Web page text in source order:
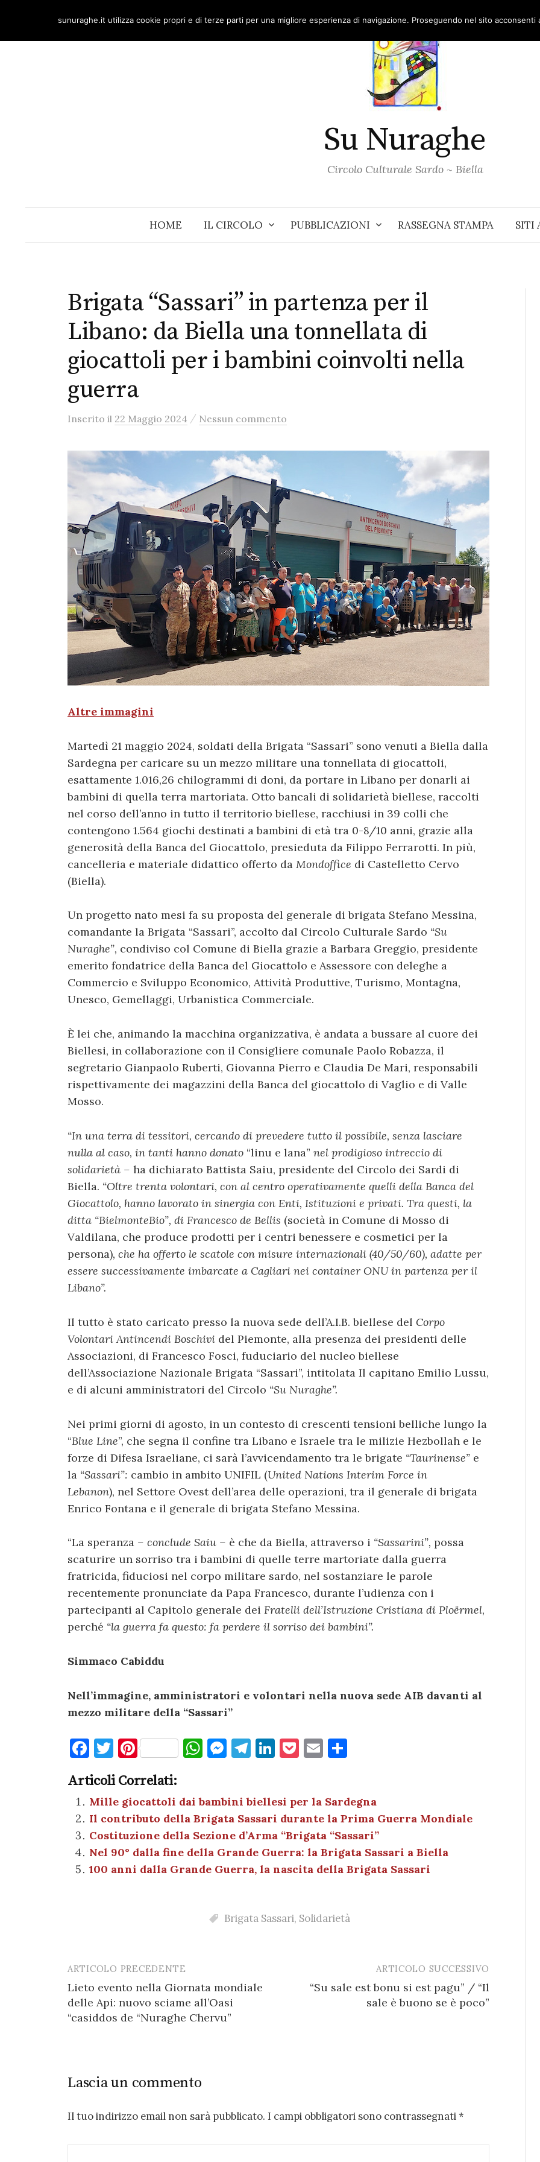
content
Su Nuraghe
Circolo Culturale Sardo ~ Biella
HOME IL CIRCOLO PUBBLICAZIONI RASSEGNA STAMPA SITI
Brigata “Sassari” in partenza per il
Libano: da Biella una tonnellata di
giocattoli per i bambini coinvolti nella
guerra
Inserito il 22 Maggio 2024 / Nessun commento
Altre immagini
Martedì 21 maggio 2024, soldati della Brigata “Sassari” sono venuti a Biella dalla
Sardegna per caricare su un mezzo militare una tonnellata di giocattoli,
esattamente 1.016,26 chilogrammi di doni, da portare in Libano per donarli ai
bambini di quella terra martoriata. Otto bancali di solidarietà biellese, raccolti
nel corso dell’anno in tutto il territorio biellese, racchiusi in 39 colli che
contengono 1.564 giochi destinati a bambini di età tra 0-8/10 anni, grazie alla
generosità della Banca del Giocattolo, presieduta da Filippo Ferrarotti. In più,
cancelleria e materiale didattico offerto da Mondoffice di Castelletto Cervo
(Biella).
Un progetto nato mesi fa su proposta del generale di brigata Stefano Messina,
comandante la Brigata “Sassari”, accolto dal Circolo Culturale Sardo “Su
Nuraghe”, condiviso col Comune di Biella grazie a Barbara Greggio, presidente
emerito fondatrice della Banca del Giocattolo e Assessore con deleghe a
Commercio e Sviluppo Economico, Attività Produttive, Turismo, Montagna,
Unesco, Gemellaggi, Urbanistica Commerciale.
È lei che, animando la macchina organizzativa, è andata a bussare al cuore dei
Biellesi, in collaborazione con il Consigliere comunale Paolo Robazza, il
segretario Gianpaolo Ruberti, Giovanna Pierro e Claudia De Mari, responsabili
rispettivamente dei magazzini della Banca del giocattolo di Vaglio e di Valle
Mosso.
“In una terra di tessitori, cercando di prevedere tutto il possibile, senza lasciare
nulla al caso, in tanti hanno donato “linu e lana” nel prodigioso intreccio di
solidarietà – ha dichiarato Battista Saiu, presidente del Circolo dei Sardi di
Biella. “Oltre trenta volontari, con al centro operativamente quelli della Banca del
Giocattolo, hanno lavorato in sinergia con Enti, Istituzioni e privati. Tra questi, la
ditta “BielmonteBio”, di Francesco de Bellis (società in Comune di Mosso di
Valdilana, che produce prodotti per i centri benessere e cosmetici per la
persona), che ha offerto le scatole con misure internazionali (40/50/60), adatte per
essere successivamente imbarcate a Cagliari nei container ONU in partenza per il
Libano”.
Il tutto è stato caricato presso la nuova sede dell’A.I.B. biellese del Corpo
Volontari Antincendi Boschivi del Piemonte, alla presenza dei presidenti delle
Associazioni, di Francesco Fosci, fuduciario del nucleo biellese
dell’Associazione Nazionale Brigata “Sassari”, intitolata Il capitano Emilio Lussu,
e di alcuni amministratori del Circolo “Su Nuraghe”.
Nei primi giorni di agosto, in un contesto di crescenti tensioni belliche lungo la
“Blue Line”, che segna il confine tra Libano e Israele tra le milizie Hezbollah e le
forze di Difesa Israeliane, ci sarà l’avvicendamento tra le brigate “Taurinense” e
la “Sassari”: cambio in ambito UNIFIL (United Nations Interim Force in
Lebanon), nel Settore Ovest dell’area delle operazioni, tra il generale di brigata
Enrico Fontana e il generale di brigata Stefano Messina.
“La speranza – conclude Saiu – è che da Biella, attraverso i “Sassarini”, possa
scaturire un sorriso tra i bambini di quelle terre martoriate dalla guerra
fratricida, fiduciosi nel corpo militare sardo, nel sostanziare le parole
recentemente pronunciate da Papa Francesco, durante l’udienza con i
partecipanti al Capitolo generale dei Fratelli dell’Istruzione Cristiana di Ploërmel,
perché “la guerra fa questo: fa perdere il sorriso dei bambini”.
Simmaco Cabiddu
Nell’immagine, amministratori e volontari nella nuova sede AIB davanti al
mezzo militare della “Sassari”
F
c
e
b
o
o
T
it
te
r
Pi
er
es
t
W
s
A
p
p
M
n
g
er
T
gr
a
m
Li
e
dI
n
P
k
et
E
l di
vi
di
Articoli Correlati:
Mille giocattoli dai bambini biellesi per la Sardegna
Il contributo della Brigata Sassari durante la Prima Guerra Mondiale
Costituzione della Sezione d’Arma “Brigata “Sassari”
Nel 90° dalla fine della Grande Guerra: la Brigata Sassari a Biella
100 anni dalla Grande Guerra, la nascita della Brigata Sassari
Brigata Sassari, Solidarietà
Post
navigation
ARTICOLO PRECEDENTE
Lieto evento nella Giornata mondiale
delle Api: nuovo sciame all’Oasi
“casiddos de “Nuraghe Chervu”
ARTICOLO SUCCESSIVO
“Su sale est bonu si est pagu” / “Il
sale è buono se è poco”
Lascia un commento
Il tuo indirizzo email non sarà pubblicato. I campi obbligatori sono contrassegnati*
sunuraghe.it utilizza cookie propri e di terze parti per una migliore esperienza di navigazione. Proseguendo nel sito acconsenti